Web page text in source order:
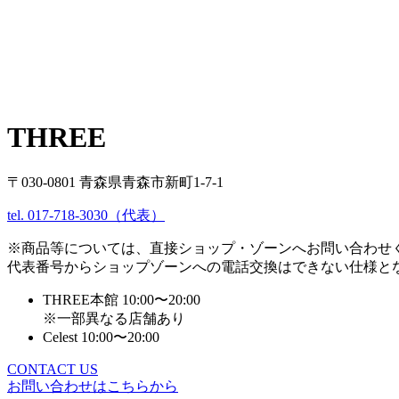
THREE
〒030-0801 青森県青森市新町1-7-1
tel. 017-718-3030（代表）
※商品等については、直接ショップ・ゾーンへお問い合わせ
代表番号からショップゾーンへの電話交換はできない仕様と
THREE本館 10:00〜20:00
※一部異なる店舗あり
Celest 10:00〜20:00
CONTACT US
お問い合わせはこちらから